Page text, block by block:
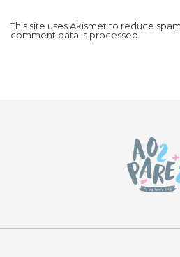
This site uses Akismet to reduce
comment data is processed.